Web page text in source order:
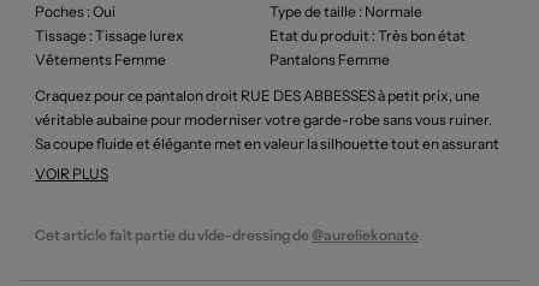
Poches : Oui Type de taille : Normale
Tissage : Tissage lurex Etat du produit : Très bon état
Vêtements Femme
Pantalons Femme
Craquez pour ce pantalon droit RUE DES ABBESSES à petit prix, une
véritable aubaine pour moderniser votre garde-robe sans vous ruiner.
Sa coupe fluide et élégante met en valeur la silhouette tout en assurant
un confort incomparable, tandis que sa couleur rose chiné apporte une
parfait pour un look féminin et décontracté à prix mini.
VOIR PLUS
Cet article fait partie du vide-dressing de@aureliekonate.